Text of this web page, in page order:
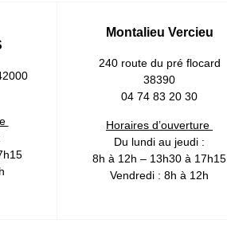
Montalieu Vercieu
240 route du pré flocard
38390
04 74 83 20 30
Horaires d’ouverture
Du lundi au jeudi :
8h à 12h – 13h30 à 17h15
Vendredi : 8h à 12h